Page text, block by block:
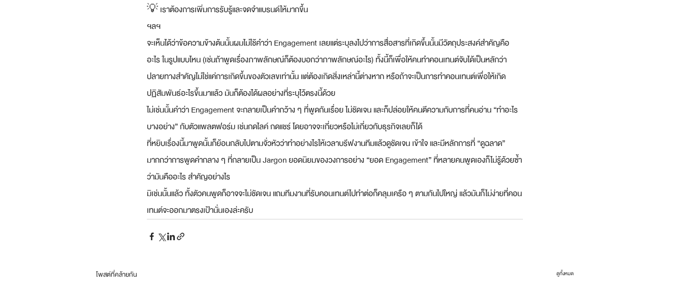
💡 เราต้องการเพิ่มการรับรู้และจดจำแบรนด์ให้มากขึ้น
ฯลฯ
จะเห็นได้ว่าข้อความข้างต้นนั้นผมไม่ใช้คำว่า Engagement เลยแต่ระบุลงไปว่าการสื่อสารที่เกิดขึ้นนั้นมีวัตถุประสงค์สำคัญคือ
อะไร ในรูปแบบไหน (เช่นถ้าพูดเรื่องภาพลักษณ์ก็ต้องบอกว่าภาพลักษณ์อะไร) ทั้งนี้ก็เพื่อให้คนทำคอนเทนต์จับได้เป็นหลักว่า
ปลายทางสำคัญไม่ใช่แค่การเกิดขึ้นของตัวเลขเท่านั้น แต่ต้องเกิดสิ่งเหล่านี้ต่างหาก หรือถ้าจะเป็นการทำคอนเทนต์เพื่อให้เกิด
ปฏิสัมพันธ์อะไรขึ้นมาแล้ว มันก็ต้องได้ผลอย่างที่ระบุไว้ตรงนี้ด้วย
ไม่เช่นนั้นคำว่า Engagement จะกลายเป็นคำกว้าง ๆ ที่พูดกันเรื่อย ไม่ชัดเจน และก็ปล่อยให้คนตีความกับการที่คนอ่าน “ทำอะไร
บางอย่าง” กับตัวแพลตฟอร์ม เช่นกดไลค์ กดแชร์ โดยอาจจะเกี่ยวหรือไม่เกี่ยวกับธุรกิจเลยก็ได้
ที่หยิบเรื่องนี้มาพูดนั้นก็ย้อนกลับไปตามจั่วหัวว่าทำอย่างไรให้เวลาบรีฟงานทีมแล้วดูชัดเจน เข้าใจ และมีหลักการที่ “ดูฉลาด”
มากกว่าการพูดคำกลาง ๆ ที่กลายเป็น Jargon ยอดนิยมของวงการอย่าง “ยอด Engagement” ที่หลายคนพูดเองก็ไม่รู้ด้วยซ้ำ
ว่ามันคืออะไร สำคัญอย่างไร
มิเช่นนั้นแล้ว ทั้งตัวคนพูดก็อาจจะไม่ชัดเจน แถมทีมงานที่รับคอนเทนต์ไปทำต่อก็คลุมเครือ ๆ ตามกันไปใหญ่ แล้วมันก็ไม่ง่ายที่คอน
เทนต์จะออกมาตรงเป้านั่นเองล่ะครับ
โพสต์ที่คล้ายกัน ดูทั้งหมด